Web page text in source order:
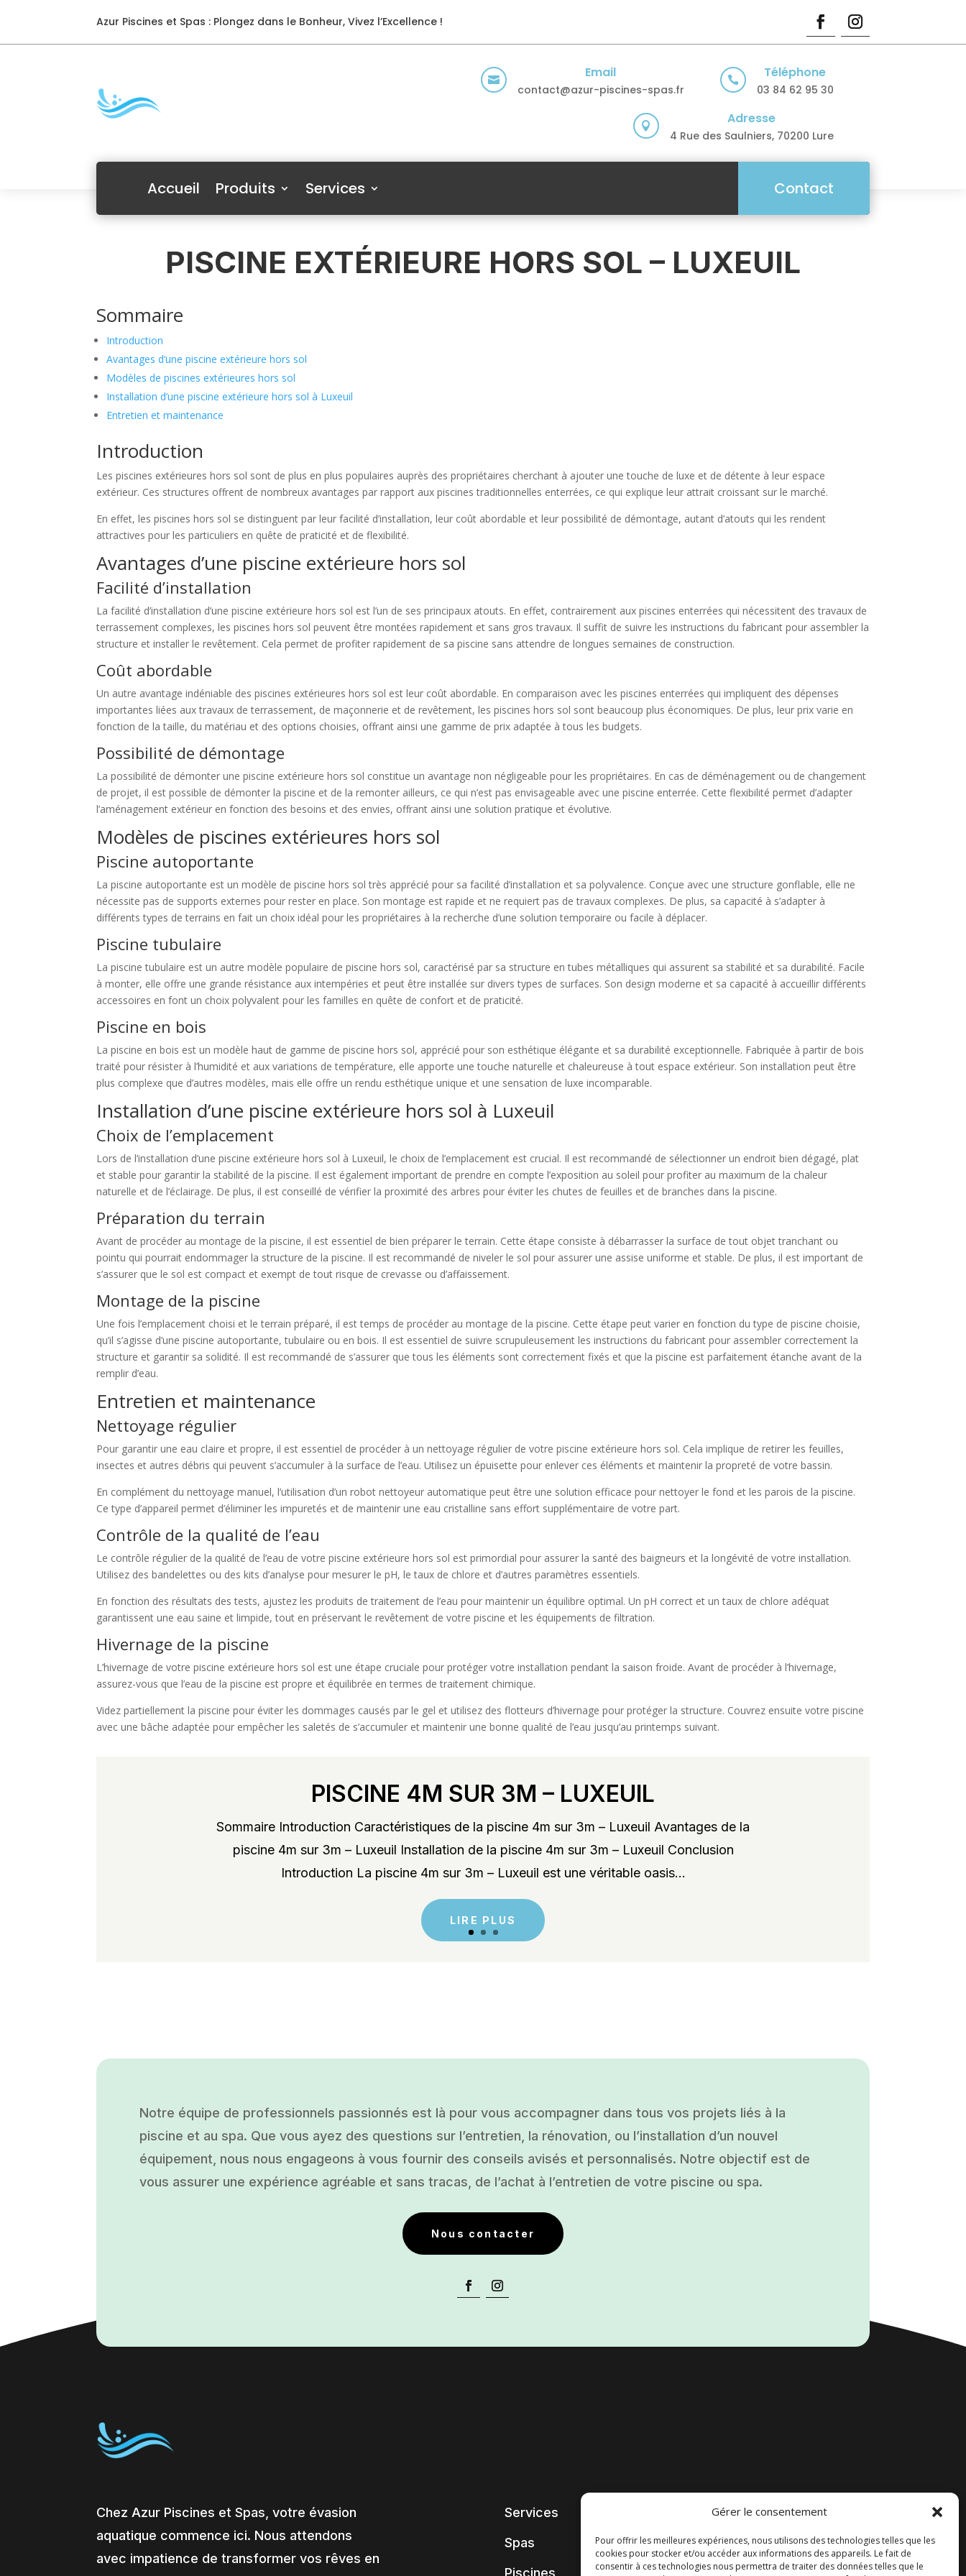
Gérer le consentement
Pour offrir les meilleures expériences, nous utilisons des technologies telles que les
cookies pour stocker et/ou accéder aux informations des appareils. Le fait de
consentir à ces technologies nous permettra de traiter des données telles que le
Azur Piscines et Spas : Plongez dans le Bonheur, Vivez l’Excellence !
 Email
contact@azur-piscines-spas.fr
 Téléphone
03 84 62 95 30
 Adresse
4 Rue des Saulniers, 70200 Lure
Accueil Produits Services Contact
PISCINE EXTÉRIEURE HORS SOL – LUXEUIL
Sommaire
Introduction
Avantages d’une piscine extérieure hors sol
Modèles de piscines extérieures hors sol
Installation d’une piscine extérieure hors sol à Luxeuil
Entretien et maintenance
Introduction
Les piscines extérieures hors sol sont de plus en plus populaires auprès des propriétaires cherchant à ajouter une touche de luxe et de détente à leur espace
extérieur. Ces structures offrent de nombreux avantages par rapport aux piscines traditionnelles enterrées, ce qui explique leur attrait croissant sur le marché.
En effet, les piscines hors sol se distinguent par leur facilité d’installation, leur coût abordable et leur possibilité de démontage, autant d’atouts qui les rendent
attractives pour les particuliers en quête de praticité et de flexibilité.
Avantages d’une piscine extérieure hors sol
Facilité d’installation
La facilité d’installation d’une piscine extérieure hors sol est l’un de ses principaux atouts. En effet, contrairement aux piscines enterrées qui nécessitent des travaux de
terrassement complexes, les piscines hors sol peuvent être montées rapidement et sans gros travaux. Il suffit de suivre les instructions du fabricant pour assembler la
structure et installer le revêtement. Cela permet de profiter rapidement de sa piscine sans attendre de longues semaines de construction.
Coût abordable
Un autre avantage indéniable des piscines extérieures hors sol est leur coût abordable. En comparaison avec les piscines enterrées qui impliquent des dépenses
importantes liées aux travaux de terrassement, de maçonnerie et de revêtement, les piscines hors sol sont beaucoup plus économiques. De plus, leur prix varie en
fonction de la taille, du matériau et des options choisies, offrant ainsi une gamme de prix adaptée à tous les budgets.
Possibilité de démontage
La possibilité de démonter une piscine extérieure hors sol constitue un avantage non négligeable pour les propriétaires. En cas de déménagement ou de changement
de projet, il est possible de démonter la piscine et de la remonter ailleurs, ce qui n’est pas envisageable avec une piscine enterrée. Cette flexibilité permet d’adapter
l’aménagement extérieur en fonction des besoins et des envies, offrant ainsi une solution pratique et évolutive.
Modèles de piscines extérieures hors sol
Piscine autoportante
La piscine autoportante est un modèle de piscine hors sol très apprécié pour sa facilité d’installation et sa polyvalence. Conçue avec une structure gonflable, elle ne
nécessite pas de supports externes pour rester en place. Son montage est rapide et ne requiert pas de travaux complexes. De plus, sa capacité à s’adapter à
différents types de terrains en fait un choix idéal pour les propriétaires à la recherche d’une solution temporaire ou facile à déplacer.
Piscine tubulaire
La piscine tubulaire est un autre modèle populaire de piscine hors sol, caractérisé par sa structure en tubes métalliques qui assurent sa stabilité et sa durabilité. Facile
à monter, elle offre une grande résistance aux intempéries et peut être installée sur divers types de surfaces. Son design moderne et sa capacité à accueillir différents
accessoires en font un choix polyvalent pour les familles en quête de confort et de praticité.
Piscine en bois
La piscine en bois est un modèle haut de gamme de piscine hors sol, apprécié pour son esthétique élégante et sa durabilité exceptionnelle. Fabriquée à partir de bois
traité pour résister à l’humidité et aux variations de température, elle apporte une touche naturelle et chaleureuse à tout espace extérieur. Son installation peut être
plus complexe que d’autres modèles, mais elle offre un rendu esthétique unique et une sensation de luxe incomparable.
Installation d’une piscine extérieure hors sol à Luxeuil
Choix de l’emplacement
Lors de l’installation d’une piscine extérieure hors sol à Luxeuil, le choix de l’emplacement est crucial. Il est recommandé de sélectionner un endroit bien dégagé, plat
et stable pour garantir la stabilité de la piscine. Il est également important de prendre en compte l’exposition au soleil pour profiter au maximum de la chaleur
naturelle et de l’éclairage. De plus, il est conseillé de vérifier la proximité des arbres pour éviter les chutes de feuilles et de branches dans la piscine.
Préparation du terrain
Avant de procéder au montage de la piscine, il est essentiel de bien préparer le terrain. Cette étape consiste à débarrasser la surface de tout objet tranchant ou
pointu qui pourrait endommager la structure de la piscine. Il est recommandé de niveler le sol pour assurer une assise uniforme et stable. De plus, il est important de
s’assurer que le sol est compact et exempt de tout risque de crevasse ou d’affaissement.
Montage de la piscine
Une fois l’emplacement choisi et le terrain préparé, il est temps de procéder au montage de la piscine. Cette étape peut varier en fonction du type de piscine choisie,
qu’il s’agisse d’une piscine autoportante, tubulaire ou en bois. Il est essentiel de suivre scrupuleusement les instructions du fabricant pour assembler correctement la
structure et garantir sa solidité. Il est recommandé de s’assurer que tous les éléments sont correctement fixés et que la piscine est parfaitement étanche avant de la
remplir d’eau.
Entretien et maintenance
Nettoyage régulier
Pour garantir une eau claire et propre, il est essentiel de procéder à un nettoyage régulier de votre piscine extérieure hors sol. Cela implique de retirer les feuilles,
insectes et autres débris qui peuvent s’accumuler à la surface de l’eau. Utilisez un épuisette pour enlever ces éléments et maintenir la propreté de votre bassin.
En complément du nettoyage manuel, l’utilisation d’un robot nettoyeur automatique peut être une solution efficace pour nettoyer le fond et les parois de la piscine.
Ce type d’appareil permet d’éliminer les impuretés et de maintenir une eau cristalline sans effort supplémentaire de votre part.
Contrôle de la qualité de l’eau
Le contrôle régulier de la qualité de l’eau de votre piscine extérieure hors sol est primordial pour assurer la santé des baigneurs et la longévité de votre installation.
Utilisez des bandelettes ou des kits d’analyse pour mesurer le pH, le taux de chlore et d’autres paramètres essentiels.
En fonction des résultats des tests, ajustez les produits de traitement de l’eau pour maintenir un équilibre optimal. Un pH correct et un taux de chlore adéquat
garantissent une eau saine et limpide, tout en préservant le revêtement de votre piscine et les équipements de filtration.
Hivernage de la piscine
L’hivernage de votre piscine extérieure hors sol est une étape cruciale pour protéger votre installation pendant la saison froide. Avant de procéder à l’hivernage,
assurez-vous que l’eau de la piscine est propre et équilibrée en termes de traitement chimique.
Videz partiellement la piscine pour éviter les dommages causés par le gel et utilisez des flotteurs d’hivernage pour protéger la structure. Couvrez ensuite votre piscine
avec une bâche adaptée pour empêcher les saletés de s’accumuler et maintenir une bonne qualité de l’eau jusqu’au printemps suivant.
PISCINE 4M SUR 3M – LUXEUIL
Sommaire Introduction Caractéristiques de la piscine 4m sur 3m – Luxeuil Avantages de la
piscine 4m sur 3m – Luxeuil Installation de la piscine 4m sur 3m – Luxeuil Conclusion
Introduction La piscine 4m sur 3m – Luxeuil est une véritable oasis...
LIRE PLUS
Notre équipe de professionnels passionnés est là pour vous accompagner dans tous vos projets liés à la
piscine et au spa. Que vous ayez des questions sur l’entretien, la rénovation, ou l’installation d’un nouvel
équipement, nous nous engageons à vous fournir des conseils avisés et personnalisés. Notre objectif est de
vous assurer une expérience agréable et sans tracas, de l’achat à l’entretien de votre piscine ou spa.
Nous contacter
Chez Azur Piscines et Spas, votre évasion
aquatique commence ici. Nous attendons
avec impatience de transformer vos rêves en
Services
Spas
Piscines
Accueil
Contact
Blog